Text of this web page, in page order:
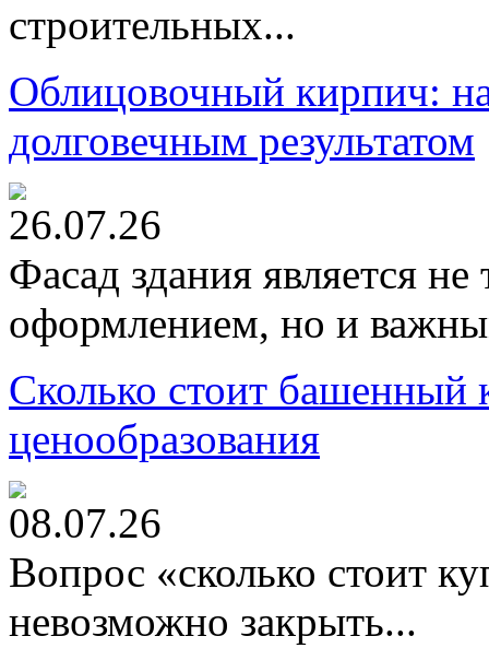
строительных...
Облицовочный кирпич:
долговечным результатом
26.07.26
Фасад здания является
оформлением, но и
Сколько стоит башенный
ценообразования
08.07.26
Вопрос «сколько стоит
невозможно закрыть...